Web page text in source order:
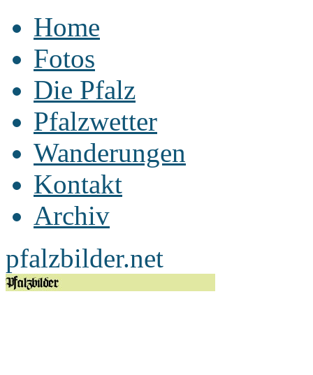
Home
Fotos
Die Pfalz
Pfalzwetter
Wanderungen
Kontakt
Archiv
pfalzbilder.net